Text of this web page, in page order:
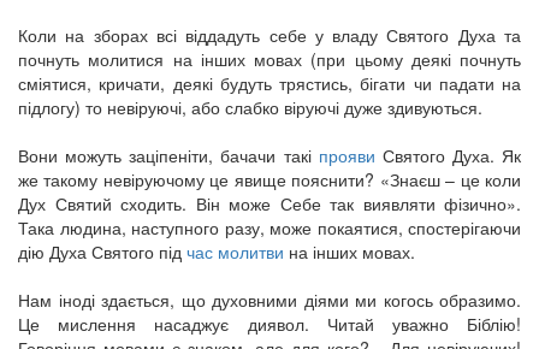
Коли на зборах всі віддадуть себе у владу Святого Духа та
почнуть молитися на інших мовах (при цьому деякі почнуть
сміятися, кричати, деякі будуть трястись, бігати чи падати на
підлогу) то невіруючі, або слабко віруючі дуже здивуються.
Вони можуть заціпеніти, бачачи такі прояви Святого Духа. Як
же такому невіруючому це явище пояснити? «Знаєш – це коли
Дух Святий сходить. Він може Себе так виявляти фізично».
Така людина, наступного разу, може покаятися, спостерігаючи
дію Духа Святого під час молитви на інших мовах.
Нам іноді здається, що духовними діями ми когось образимо.
Це мислення насаджує диявол. Читай уважно Біблію!